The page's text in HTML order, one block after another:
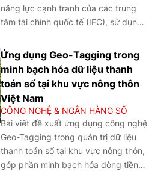
năng lực cạnh tranh của các trung
tâm tài chính quốc tế (IFC), sử dụng
tính (QCA) trên một số trường hợp tại
châu Á - Thái Bình Dương là
Singapore, Hồng Kông, Tokyo,
Thượng Hải, Seoul và Sydney. Khung
phân tích nhận diện ba yếu tố cốt lõi:
Hạ tầng và năng suất hệ thống; đổi
mới sáng tạo và hệ sinh thái cộng
sinh; thể chế và khung pháp lý thông
minh. Kết quả cho thấy chuyển đổi
Ứng dụng Geo-Tagging trong
minh bạch hóa dữ liệu thanh
toán số tại khu vực nông thôn
Việt Nam
CÔNG NGHỆ & NGÂN HÀNG SỐ
Bài viết đề xuất ứng dụng công nghệ
Geo-Tagging trong quản trị dữ liệu
thanh toán số tại khu vực nông thôn,
góp phần minh bạch hóa dòng tiền,